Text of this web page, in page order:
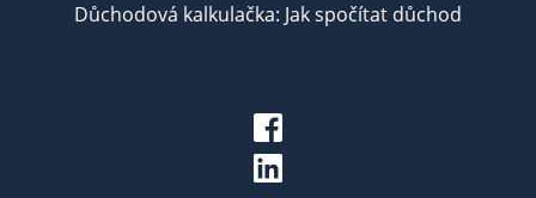
Důchodová kalkulačka: Jak spočítat důchod